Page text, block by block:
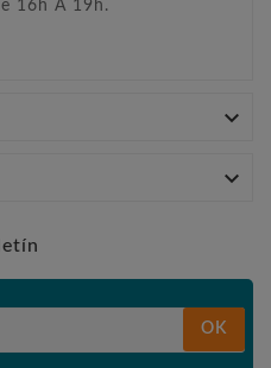
16h A 19h.


OK